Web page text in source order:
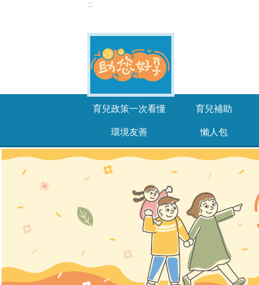
:::
育兒政策一次看懂 育兒補助
環境友善 懶人包